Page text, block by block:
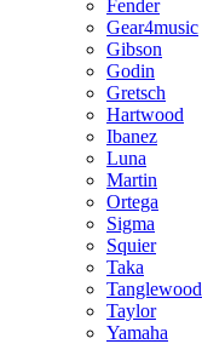
Fender
Gear4music
Gibson
Godin
Gretsch
Hartwood
Ibanez
Luna
Martin
Ortega
Sigma
Squier
Taka
Tanglewood
Taylor
Yamaha